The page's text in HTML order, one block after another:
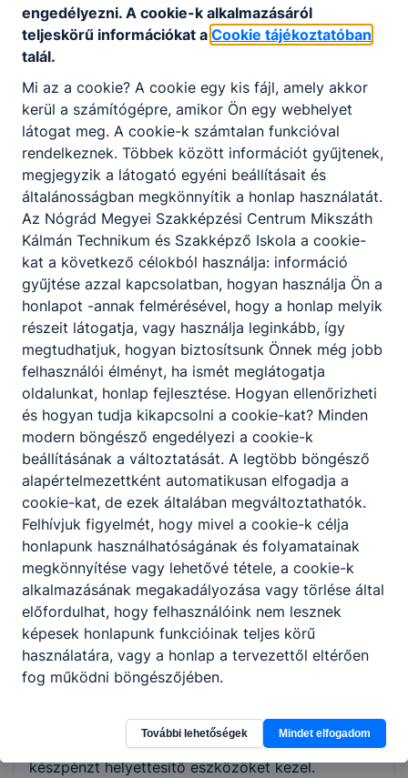
allergének ﬁgyelembevételével, italokat
ajánl, azokat párosítja a vendég által
felveszi a rendelést;
felszolgál, a különböző felszolgálási
rendszerek és az egység igényeinek
ﬁgyelembevételével előkészíti a
felszolgáláshoz szükséges eszközöket,
elkészíti az italokat, majd szakszerűen
kiviszi az ételeket, italokat a vendégek
asztalához;
barista, bartender, sommelier
tevékenységet végez;
ﬁgyelemmel kíséri a vendégek kéréseit, a
vendégek étkezése során kommunikál,
tájékozódik elégedettségükről;
megszervezi a saját és beosztott
munkatársai munkáját, ellenőrzi azt;
kiállítja a számlát, kezeli a pénztárgépet,
éttermi szoftvert.
ISKOLASPECIFIKUS INFORMÁCIÓK A KÉPZÉSHEZ
A pincér-vendégtéri szakember a különböző
vendéglátó tevékenységet folyató gazdálkodó
szervezetek hálózati egységeiben értékesítési és
szolgáltatási feladatokat lát el. A vendégek által
igényelt, illetve az ajánlott termékek
felszolgálását és a kapcsolódó szolgáltatásokat a
tőle elvárható legmagasabb szakmai színvonalon
biztosítja az udvarias és a szakszerű felszolgálás
italokat szolgál fel. Átveszi a fogyasztás
ellenértékét, pénztárgépet, készpénzt, illetve
készpénzt helyettesítő eszközöket kezel.
engedélyezni. A cookie-k alkalmazásáról
teljeskörű információkat a Cookie tájékoztatóban
talál.
Mi az a cookie? A cookie egy kis fájl, amely akkor
kerül a számítógépre, amikor Ön egy webhelyet
látogat meg. A cookie-k számtalan funkcióval
rendelkeznek. Többek között információt gyűjtenek,
megjegyzik a látogató egyéni beállításait és
általánosságban megkönnyítik a honlap használatát.
Az Nógrád Megyei Szakképzési Centrum Mikszáth
Kálmán Technikum és Szakképző Iskola a cookie-
kat a következő célokból használja: információ
gyűjtése azzal kapcsolatban, hogyan használja Ön a
honlapot -annak felmérésével, hogy a honlap melyik
részeit látogatja, vagy használja leginkább, így
megtudhatjuk, hogyan biztosítsunk Önnek még jobb
felhasználói élményt, ha ismét meglátogatja
oldalunkat, honlap fejlesztése. Hogyan ellenőrizheti
és hogyan tudja kikapcsolni a cookie-kat? Minden
modern böngésző engedélyezi a cookie-k
beállításának a változtatását. A legtöbb böngésző
alapértelmezettként automatikusan elfogadja a
cookie-kat, de ezek általában megváltoztathatók.
Felhívjuk figyelmét, hogy mivel a cookie-k célja
honlapunk használhatóságának és folyamatainak
megkönnyítése vagy lehetővé tétele, a cookie-k
alkalmazásának megakadályozása vagy törlése által
előfordulhat, hogy felhasználóink nem lesznek
képesek honlapunk funkcióinak teljes körű
használatára, vagy a honlap a tervezettől eltérően
fog működni böngészőjében.
További lehetőségek Mindet elfogadom